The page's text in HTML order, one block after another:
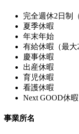
完全週休2日制
夏季休暇
年末年始
有給休暇（最大
慶事休暇
出産休暇
育児休暇
看護休暇
Next GOOD休
事業所名